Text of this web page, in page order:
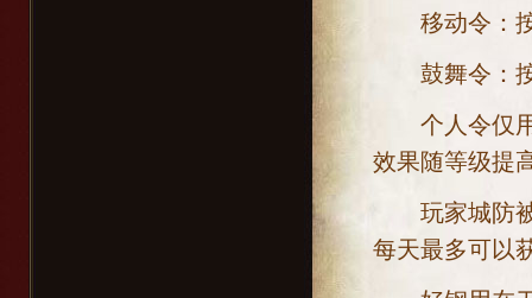
移动令：按
鼓舞令：按
个人令仅用
效果随等级提
玩家城防被
每天最多可以